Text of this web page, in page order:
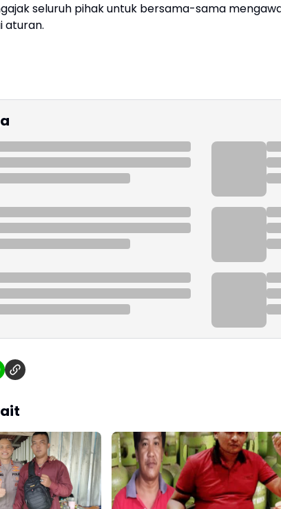
seluruh pihak untuk bersama-sama
aturan.